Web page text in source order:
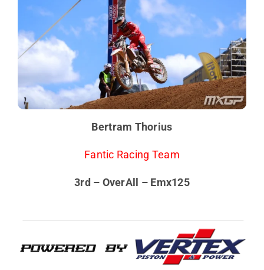
Bertram Thorius
Fantic Racing Team
3rd – OverAll – Emx125